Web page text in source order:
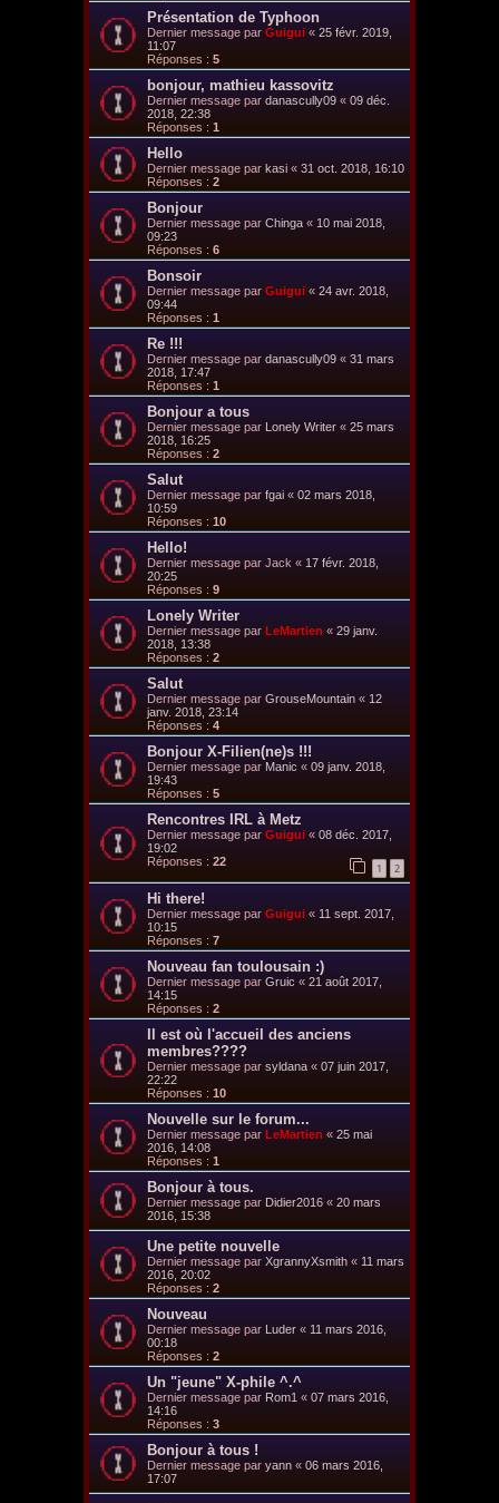
Présentation de Typhoon
Dernier message par Guigui « 25 févr. 2019,
11:07
Réponses : 5
bonjour, mathieu kassovitz
Dernier message par danascully09 « 09 déc.
2018, 22:38
Réponses : 1
Hello
Dernier message par kasi « 31 oct. 2018, 16:10
Réponses : 2
Bonjour
Dernier message par Chinga « 10 mai 2018,
09:23
Réponses : 6
Bonsoir
Dernier message par Guigui « 24 avr. 2018,
09:44
Réponses : 1
Re !!!
Dernier message par danascully09 « 31 mars
2018, 17:47
Réponses : 1
Bonjour a tous
Dernier message par Lonely Writer « 25 mars
2018, 16:25
Réponses : 2
Salut
Dernier message par fgai « 02 mars 2018,
10:59
Réponses : 10
Hello!
Dernier message par Jack « 17 févr. 2018,
20:25
Réponses : 9
Lonely Writer
Dernier message par LeMartien « 29 janv.
2018, 13:38
Réponses : 2
Salut
Dernier message par GrouseMountain « 12
janv. 2018, 23:14
Réponses : 4
Bonjour X-Filien(ne)s !!!
Dernier message par Manic « 09 janv. 2018,
19:43
Réponses : 5
Rencontres IRL à Metz
Dernier message par Guigui « 08 déc. 2017,
19:02
Réponses : 22 1 2
Hi there!
Dernier message par Guigui « 11 sept. 2017,
10:15
Réponses : 7
Nouveau fan toulousain :)
Dernier message par Gruic « 21 août 2017,
14:15
Réponses : 2
Il est où l'accueil des anciens
membres????
Dernier message par syldana « 07 juin 2017,
22:22
Réponses : 10
Nouvelle sur le forum...
Dernier message par LeMartien « 25 mai
2016, 14:08
Réponses : 1
Bonjour à tous.
Dernier message par Didier2016 « 20 mars
2016, 15:38
Une petite nouvelle
Dernier message par XgrannyXsmith « 11 mars
2016, 20:02
Réponses : 2
Nouveau
Dernier message par Luder « 11 mars 2016,
00:18
Réponses : 2
Un "jeune" X-phile ^.^
Dernier message par Rom1 « 07 mars 2016,
14:16
Réponses : 3
Bonjour à tous !
Dernier message par yann « 06 mars 2016,
17:07